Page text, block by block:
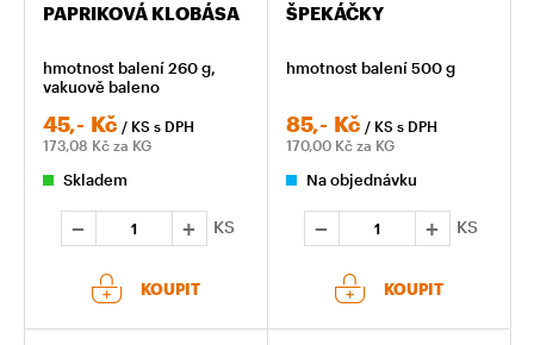
PAPRIKOVÁ KLOBÁSA
hmotnost balení 260 g,
vakuově baleno
45,- Kč / KS s DPH
173,08 Kč za KG
Skladem
KS
KOUPIT
ŠPEKÁČKY
hmotnost balení 500 g
85,- Kč / KS s DPH
170,00 Kč za KG
Na objednávku
KS
KOUPIT